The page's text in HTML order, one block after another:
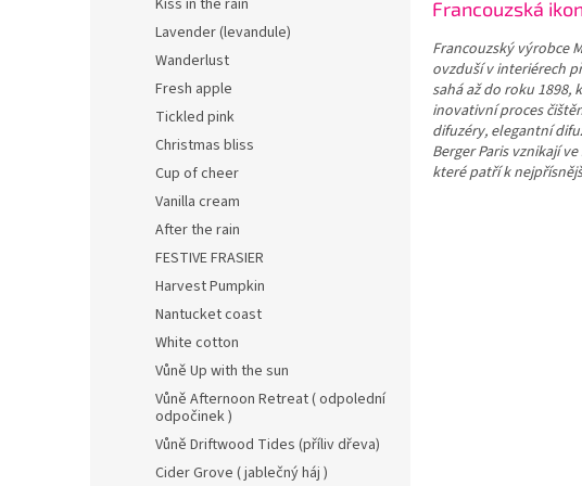
Kiss in the rain
Lavender (levandule)
Wanderlust
Fresh apple
Tickled pink
Christmas bliss
Cup of cheer
Vanilla cream
After the rain
FESTIVE FRASIER
Harvest Pumpkin
Nantucket coast
White cotton
Vůně Up with the sun
Vůně Afternoon Retreat ( odpolední
odpočinek )
Vůně Driftwood Tides (příliv dřeva)
Cider Grove ( jablečný háj )
Francouzská
Francouzský výrobce
ovzduší v interiérech
sahá až do roku
inovativní proces
difuzéry, elegantní
Berger Paris vznikají
které patří k